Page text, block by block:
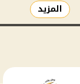
المزيد